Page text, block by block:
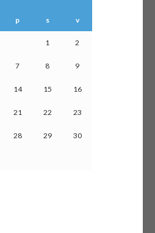
p s v
1 2
7 8 9
14 15 16
21 22 23
28 29 30